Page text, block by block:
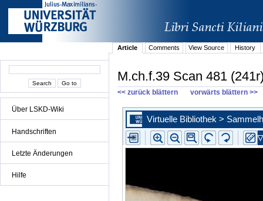
Über LSKD-Wiki
Handschriften
Letzte Änderungen
Hilfe
Article Comments View Source History
M.ch.f.39 Scan 481
<< zurück blättern vorwärts blättern >>